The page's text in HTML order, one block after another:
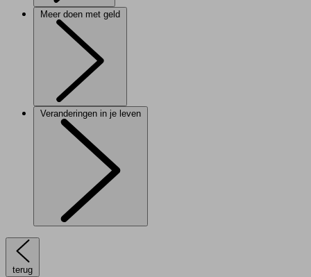
Meer doen met geld
Veranderingen in je leven
terug